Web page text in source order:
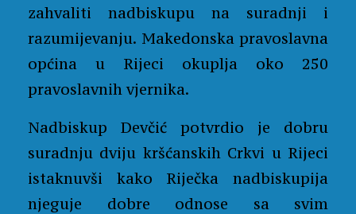
zahvaliti nadbiskupu na suradnji i
razumijevanju. Makedonska pravoslavna
općina u Rijeci okuplja oko 250
pravoslavnih vjernika.
Nadbiskup Devčić potvrdio je dobru
suradnju dviju kršćanskih Crkvi u Rijeci
istaknuvši kako Riječka nadbiskupija
njeguje dobre odnose sa svim